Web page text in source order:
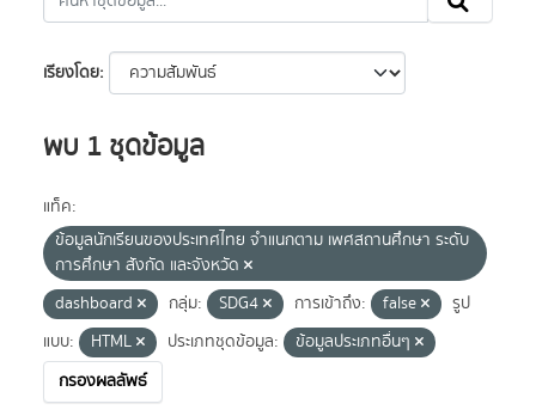
เรียงโดย
พบ 1 ชุดข้อมูล
แท็ค:
ข้อมูลนักเรียนของประเทศไทย จำแนกตาม เพศสถานศึกษา ระดับ
การศึกษา สังกัด และจังหวัด
dashboard
กลุ่ม: SDG4 การเข้าถึง: false
รูป
แบบ:
HTML ประเภทชุดข้อมูล:
ข้อมูลประเภทอื่นๆ
กรองผลลัพธ์